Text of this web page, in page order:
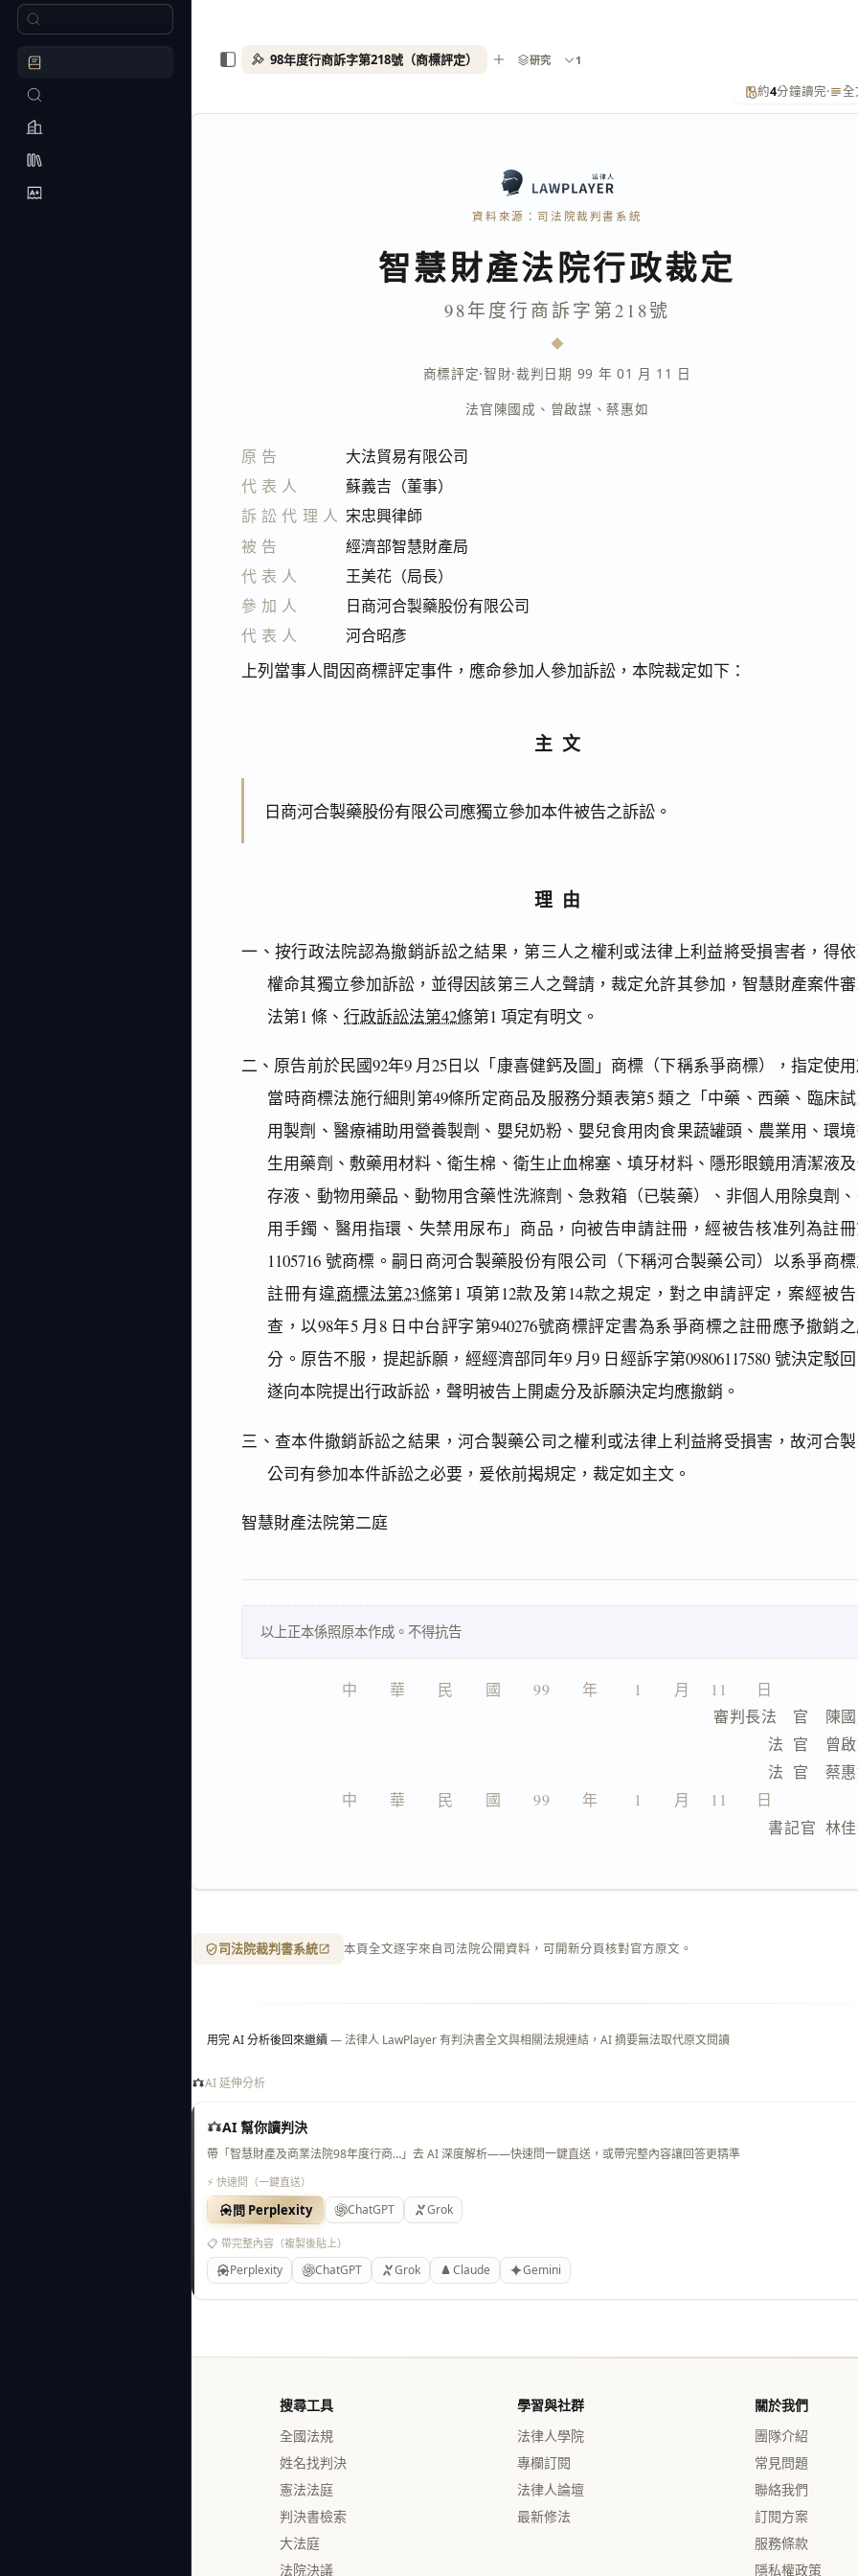
約4分鐘讀完· 全
資料來源：司法院裁判書系統
智慧財產法院行政裁定
98年度行商訴字第218號
商標評定·智財·裁判日期 99 年 01 月 11 日
法官陳國成 、 曾啟謀 、蔡惠如
原告
大法貿易有限公司
代表人
蘇義吉（董事）
訴訟代理人 宋忠興律師
被告
經濟部智慧財產局
代表人
王美花（局長）
參加人
日商河合製藥股份有限公司
代表人
河合昭彥
上列當事人間因商標評定事件，應命參加人參加訴訟，本院裁定如下：
主文
日商河合製藥股份有限公司應獨立參加本件被告之訴訟。
理由
一、按行政法院認為撤銷訴訟之結果，第三人之權利或法律上利益將受損害者，得
權命其獨立參加訴訟，並得因該第三人之聲請，裁定允許其參加，智慧財產案件
法第1 條、行政訴訟法第42條第1 項定有明文。
二、原告前於民國92年9 月25日以「康喜健鈣及圖」商標（下稱系爭商標），指定使
當時商標法施行細則第49條所定商品及服務分類表第5 類之「中藥、西藥、臨床
用製劑、醫療補助用營養製劑、嬰兒奶粉、嬰兒食用肉食果蔬罐頭、農業用、環
生用藥劑、敷藥用材料、衛生棉、衛生止血棉塞、填牙材料、隱形眼鏡用清潔液
存液、動物用藥品、動物用含藥性洗滌劑、急救箱（已裝藥）、非個人用除臭劑
用手鐲、醫用指環、失禁用尿布」商品，向被告申請註冊，經被告核准列為註
1105716 號商標。嗣日商河合製藥股份有限公司（下稱河合製藥公司）以系爭商
註冊有違商標法第23條第1 項第12款及第14款之規定，對之申請評定，案經被
查，以98年5 月8 日中台評字第940276號商標評定書為系爭商標之註冊應予撤銷
分。原告不服，提起訴願，經經濟部同年9 月9 日經訴字第09806117580 號決定駁回
遂向本院提出行政訴訟，聲明被告上開處分及訴願決定均應撤銷。
三、查本件撤銷訴訟之結果，河合製藥公司之權利或法律上利益將受損害，故河合
公司有參加本件訴訟之必要，爰依前揭規定，裁定如主文。
智慧財產法院第二庭
以上正本係照原本作成。不得抗告
中　　華　　民　　國　　99　　年　 　1　　月　 11  　 日
審判長法　官　陳
法  官　曾
法  官　蔡
中　　華　　民　　國　　99　　年　 　1　　月　 11  　 日
書記官  林
司法院裁判書系統 本頁全文逐字來自司法院公開資料，可開新分頁核對官方原文。
用完 AI 分析後回來繼續— 法律人 LawPlayer 有判決書全文與相關法規連結，AI 摘要無法取代原文閱讀
AI 延伸分析
AI 幫你讀判決
帶「智慧財產及商業法院98年度行商…」去 AI 深度解析——快速問一鍵直送，或帶完整內容讓回答更精準
⚡ 快速問（一鍵直送）
問 Perplexity ChatGPT Grok
📋 帶完整內容（複製後貼上）
Perplexity ChatGPT Grok Claude Gemini
搜尋工具
全國法規
姓名找判決
憲法法庭
判決書檢索
大法庭
法院決議
學習與社群
法律人學院
專欄訂閱
法律人論壇
最新修法
關於我們
團隊介紹
常見問題
聯絡我們
訂閱方案
服務條款
隱私權政策
98年度行商訴字第218號（商標評定） 研究 1